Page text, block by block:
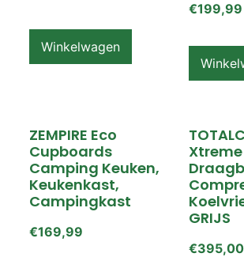
Winkelwagen
€199,99
ZEMPIRE Eco
Cupboards
Camping Keuken,
Keukenkast,
Campingkast
€169,99
GRIJS
€395,00